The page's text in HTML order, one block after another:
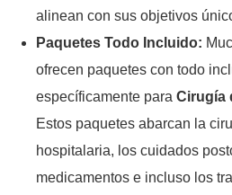
alinean con sus objetivos
Paquetes Todo Incluido:
ofrecen paquetes con todo
específicamente para Cirugía
Estos paquetes abarcan la
hospitalaria, los cuidados
medicamentos e incluso los